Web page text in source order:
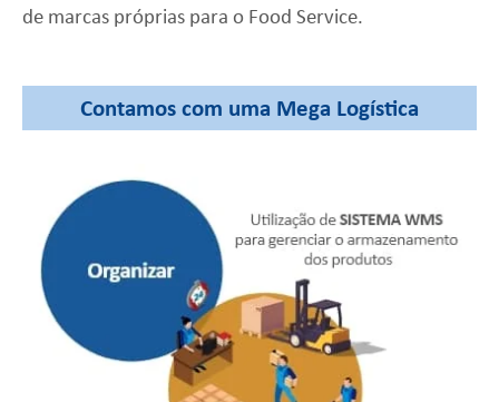
de marcas próprias para o Food Service.
Contamos com uma Mega Logística